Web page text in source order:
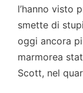
l’hanno visto
smette di
oggi ancora
marmorea
Scott, nel